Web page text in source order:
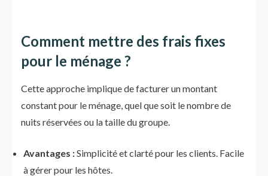
Comment mettre des frais fixes
pour le ménage ?
Cette approche implique de facturer un montant
constant pour le ménage, quel que soit le nombre de
nuits réservées ou la taille du groupe.
Avantages :Simplicité et clarté pour les clients. Facile
à gérer pour les hôtes.